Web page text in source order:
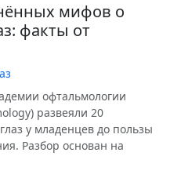
мифов о
факты от
офтальмологии
развеяли 20
у младенцев до пользы
Разбор основан на